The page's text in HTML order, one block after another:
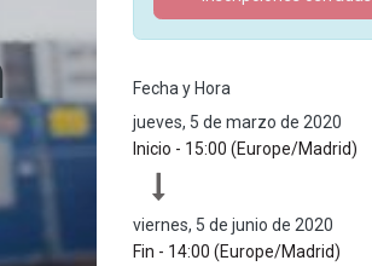
Fecha y Hora
jueves, 5 de marzo de 2020
Inicio - 15:00 (Europe/Madrid)
viernes, 5 de junio de 2020
Fin - 14:00 (Europe/Madrid)